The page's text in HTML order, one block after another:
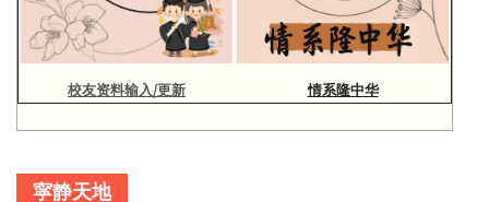
校友资料输入/更新 情系隆中华
寜静天地